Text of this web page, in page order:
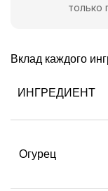
только
Вклад каждого
ИНГРЕДИЕНТ
Огурец